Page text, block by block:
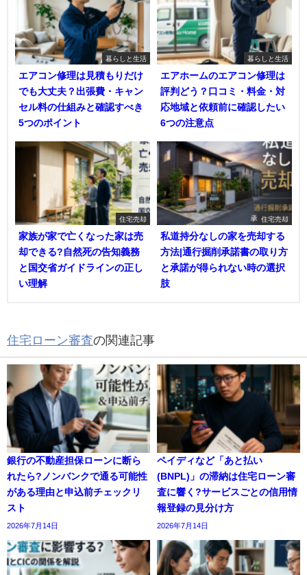
暮らしと生活
エアコン修理は見積もりだけ
でも大丈夫？出張費・キャン
セル料の仕組みと確認すべき
5つのポイント
暮らしと生活
エアホームのエアコン修理は
評判どう？口コミ・料金・対
応地域と依頼前に確認したい
6つの注意点
住宅売却
家族が家で亡くなった家は売
却できる?自然死の告知義務
と国交省ガイドラインの正し
い理解
住宅売却
私道持分なしの家を売却する
方法|通行掘削承諾書の取り方
と承諾が得られない時の選択
肢
住宅ローン審査の関連記事
銀行の不動産担保ローンに断ら
れたら?ノンバンクで通る可能性
がある理由と申込前チェックリ
スト
2026年7月14日
ペイディなど「あと払い
(BNPL)」の滞納は住宅ローン審
査に響く?サービスごとの信用情
報登録の見分け方
2026年7月14日